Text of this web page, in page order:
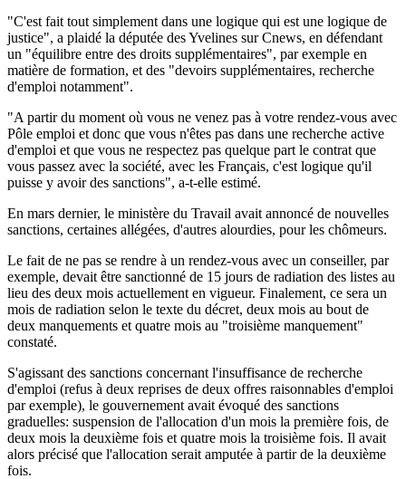
"C'est fait tout simplement dans une logique qui est une logique de
justice", a plaidé la députée des Yvelines sur Cnews, en défendant
un "équilibre entre des droits supplémentaires", par exemple en
matière de formation, et des "devoirs supplémentaires, recherche
d'emploi notamment".
"A partir du moment où vous ne venez pas à votre rendez-vous avec
Pôle emploi et donc que vous n'êtes pas dans une recherche active
d'emploi et que vous ne respectez pas quelque part le contrat que
vous passez avec la société, avec les Français, c'est logique qu'il
puisse y avoir des sanctions", a-t-elle estimé.
En mars dernier, le ministère du Travail avait annoncé de nouvelles
sanctions, certaines allégées, d'autres alourdies, pour les chômeurs.
Le fait de ne pas se rendre à un rendez-vous avec un conseiller, par
exemple, devait être sanctionné de 15 jours de radiation des listes au
lieu des deux mois actuellement en vigueur. Finalement, ce sera un
mois de radiation selon le texte du décret, deux mois au bout de
deux manquements et quatre mois au "troisième manquement"
constaté.
S'agissant des sanctions concernant l'insuffisance de recherche
d'emploi (refus à deux reprises de deux offres raisonnables d'emploi
par exemple), le gouvernement avait évoqué des sanctions
graduelles: suspension de l'allocation d'un mois la première fois, de
deux mois la deuxième fois et quatre mois la troisième fois. Il avait
alors précisé que l'allocation serait amputée à partir de la deuxième
fois.